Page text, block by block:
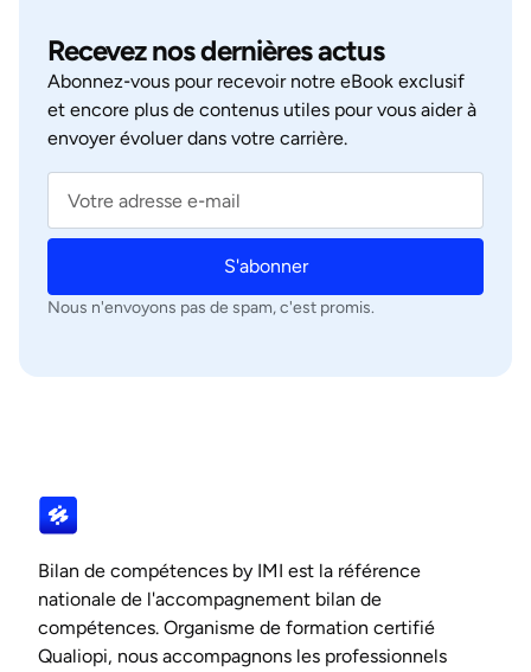
Recevez nos dernières actus
Abonnez‑vous pour recevoir notre eBook exclusif
et encore plus de contenus utiles pour vous aider à
envoyer évoluer dans votre carrière.
S'abonner
Nous n'envoyons pas de spam, c'est promis.
Bilan de compétences by IMI est la référence
nationale de l'accompagnement bilan de
compétences. Organisme de formation certifié
Qualiopi, nous accompagnons les professionnels